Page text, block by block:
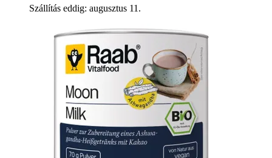
Szállítás eddig: augusztus 11.